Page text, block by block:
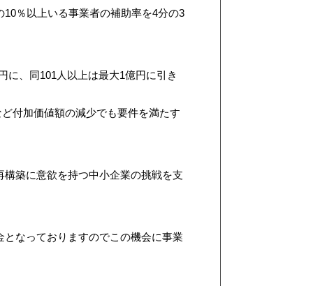
10％以上いる事業者の補助率を4分の3
に、同101人以上は最大1億円に引き
付加価値額の減少でも要件を満たす
築に意欲を持つ中小企業の挑戦を支
なっておりますのでこの機会に事業